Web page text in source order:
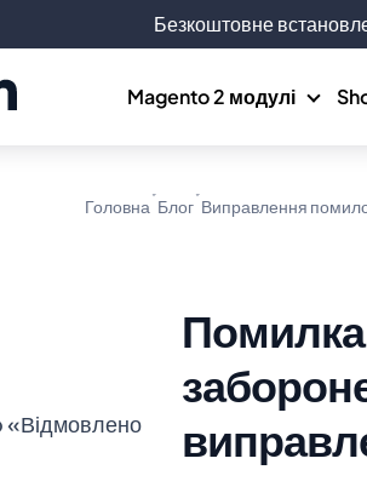
Magento 2 модулі
Головна Блог Виправлення
Безкоштовне